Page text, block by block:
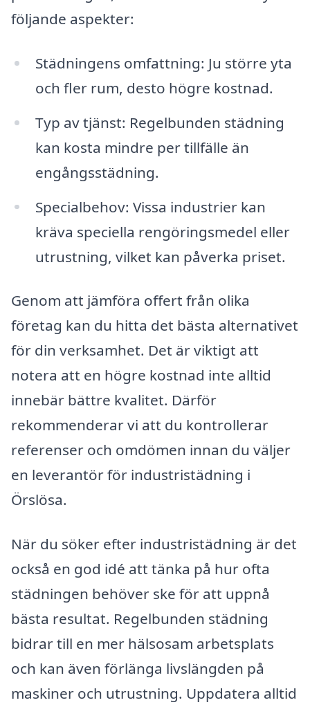
följande aspekter:
Städningens omfattning: Ju större yta
och fler rum, desto högre kostnad.
Typ av tjänst: Regelbunden städning
kan kosta mindre per tillfälle än
engångsstädning.
Specialbehov: Vissa industrier kan
kräva speciella rengöringsmedel eller
utrustning, vilket kan påverka priset.
Genom att jämföra offert från olika
företag kan du hitta det bästa alternativet
för din verksamhet. Det är viktigt att
notera att en högre kostnad inte alltid
innebär bättre kvalitet. Därför
rekommenderar vi att du kontrollerar
referenser och omdömen innan du väljer
en leverantör för industristädning i
Örslösa.
När du söker efter industristädning är det
också en god idé att tänka på hur ofta
städningen behöver ske för att uppnå
bästa resultat. Regelbunden städning
bidrar till en mer hälsosam arbetsplats
och kan även förlänga livslängden på
maskiner och utrustning. Uppdatera alltid